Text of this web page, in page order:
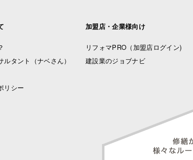
ルタント（ナベさん）
リシー
加盟店・企業様向け
リフォマPRO （加盟店ログイン)
建設業のジョブナビ